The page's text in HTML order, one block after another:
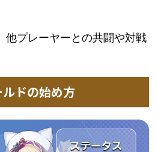
他プレーヤーとの共闘や対戦
ドの始め方